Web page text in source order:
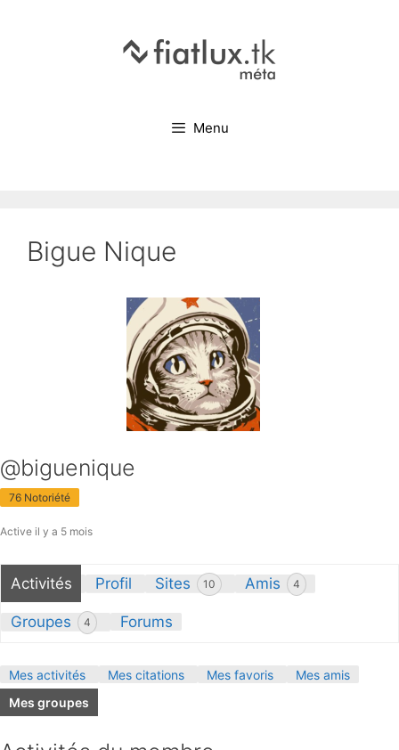
Menu
Bigue Nique
@biguenique
76 Notoriété
Active il y a 5 mois
Activités Profil Sites 10 Amis 4
Groupes 4 Forums
Mes activités Mes citations Mes favoris
Mes amis
Mes groupes